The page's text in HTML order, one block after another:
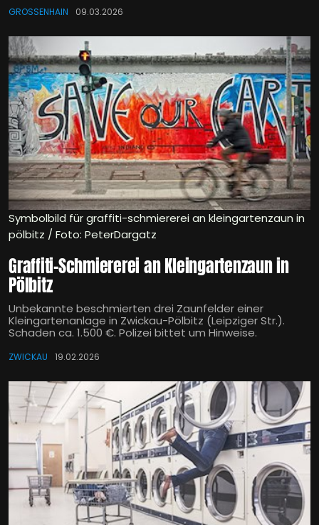
GROSSENHAIN 09.03.2026
Symbolbild für graffiti-schmiererei an kleingartenzaun in
pölbitz / Foto: PeterDargatz
Graffiti-Schmiererei an Kleingartenzaun in
Pölbitz
Unbekannte beschmierten drei Zaunfelder einer
Kleingartenanlage in Zwickau-Pölbitz (Leipziger Str.).
Schaden ca. 1.500 €. Polizei bittet um Hinweise.
ZWICKAU 19.02.2026